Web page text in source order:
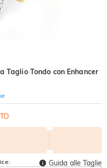
Taglio Tondo con Enhancer
Guida alle Taglie